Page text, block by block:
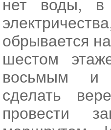
нет воды, в
обрывается на
шестом
восьмым и
сделать
провести